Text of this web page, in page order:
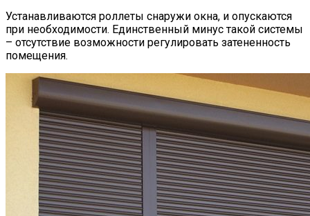
Устанавливаются роллеты снаружи окна, и опускаются
при необходимости. Единственный минус такой системы
– отсутствие возможности регулировать затененность
помещения.